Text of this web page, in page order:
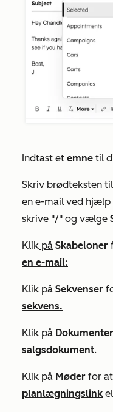
Indtast et emne til
Skriv brødteksten
en e-mail ved hjælp
skrive "/" og vælge
Klik på Skabeloner
en e-mail:
Klik på Sekvenser
sekvens.
Klik på Dokumenter
salgsdokument.
Klik på Møder for at
planlægningslink